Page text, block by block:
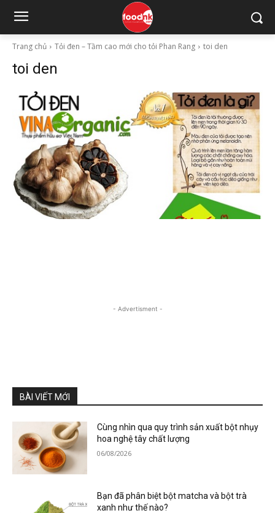
Trang chủ Tỏi đen – Tầm cao mới cho tỏi Phan Rang toi den
toi den
- Advertisment -
BÀI VIẾT MỚI
Cùng nhìn qua quy trình sản xuất bột nhụy
hoa nghệ tây chất lượng
06/08/2026
Bạn đã phân biệt bột matcha và bột trà
xanh như thế nào?